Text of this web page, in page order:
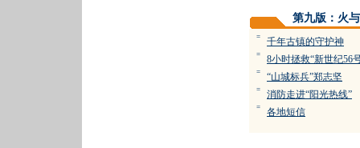
第九版：火
= 千年古镇的守护神
= 8小时拯救“新世纪56
= “山城标兵”郑志坚
= 消防走进“阳光热线”
= 各地短信